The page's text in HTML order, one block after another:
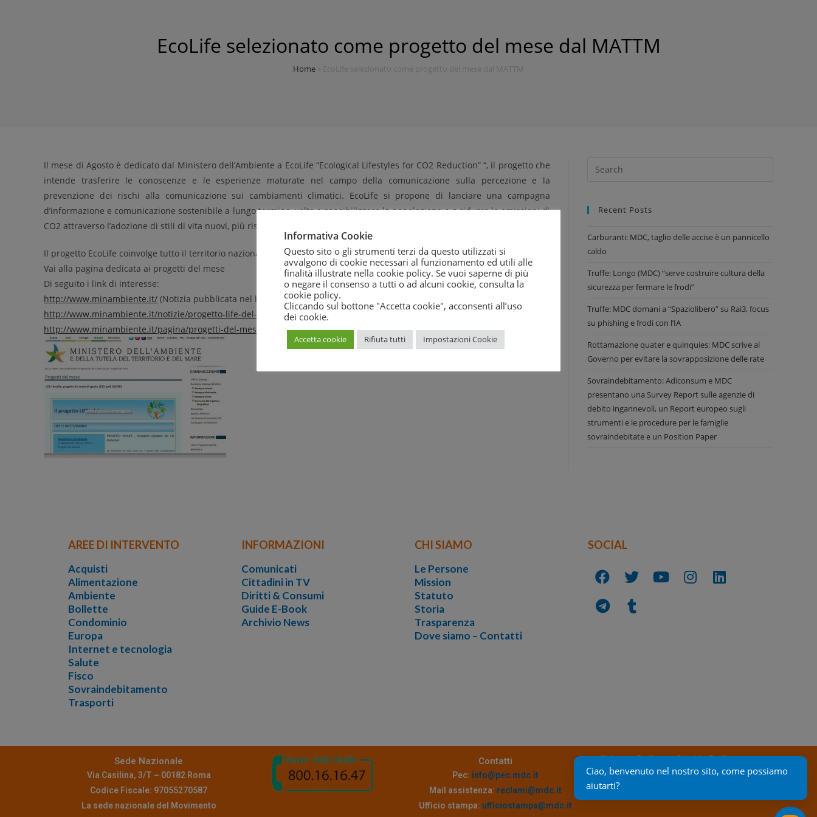
EcoLife selezionato come progetto del mese dal MATTM
Home EcoLife selezionato come progetto del mese dal MATTM
Il mese di Agosto è dedicato dal Ministero dell’Ambiente a EcoLife “Ecological Lifestyles for CO2 Reduction” “, il progetto che
intende trasferire le conoscenze e le esperienze maturate nel campo della comunicazione sulla percezione e la
prevenzione dei rischi alla comunicazione sui cambiamenti climatici. EcoLife si propone di lanciare una campagna
d’informazione e comunicazione sostenibile a lungo termine, volta a sensibilizzare la popolazione e a ridurre le emissioni di
CO2 attraverso l’adozione di stili di vita nuovi, più rispettosi dell’ambiente ed economicamente sostenibili.
Il progetto EcoLife coinvolge tutto il territorio nazionale.
Vai alla pagina dedicata ai progetti del mese
Di seguito i link di interesse:
http://www.minambiente.it/ (Notizia pubblicata nel box intitolato “In Evidenza”)
http://www.minambiente.it/notizie/progetto-life-del-mese-agosto-ecolife
http://www.minambiente.it/pagina/progetti-del-mese
Recent Posts
Carburanti: MDC, taglio delle accise è un pannicello
caldo
Truffe: Longo (MDC) “serve costruire cultura della
sicurezza per fermare le frodi”
Truffe: MDC domani a “Spaziolibero” su Rai3, focus
su phishing e frodi con l’IA
Rottamazione quater e quinquies: MDC scrive al
Governo per evitare la sovrapposizione delle rate
Sovraindebitamento: Adiconsum e MDC
presentano una Survey Report sulle agenzie di
debito ingannevoli, un Report europeo sugli
strumenti e le procedure per le famiglie
sovraindebitate e un Position Paper
AREE DI INTERVENTO
Acquisti
Alimentazione
Ambiente
Bollette
Condominio
Europa
Internet e tecnologia
Salute
Fisco
Sovraindebitamento
Trasporti
INFORMAZIONI
Comunicati
Cittadini in TV
Diritti & Consumi
Guide E-Book
Archivio News
CHI SIAMO
Le Persone
Mission
Statuto
Storia
Trasparenza
Dove siamo – Contatti
SOCIAL
Sede Nazionale
Via Casilina, 3/T – 00182 Roma
Codice Fiscale: 97055270587
La sede nazionale del Movimento
Contatti
Pec: info@pec.mdc.it
Mail assistenza: reclami@mdc.it
Ufficio stampa: ufficiostampa@mdc.it
Privacy Policy Cookie Policy
Informativa Cookie
Questo sito o gli strumenti terzi da questo utilizzati si
avvalgono di cookie necessari al funzionamento ed utili alle
finalità illustrate nella cookie policy. Se vuoi saperne di più
o negare il consenso a tutti o ad alcuni cookie, consulta la
cookie policy.
Cliccando sul bottone "Accetta cookie", acconsenti all’uso
dei cookie.
Accetta cookie Rifiuta tutti Impostazioni Cookie
Ciao, benvenuto nel nostro sito, come possiamo
aiutarti?